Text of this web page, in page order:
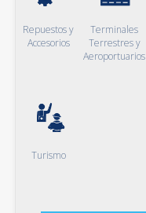
Repuestos y
Accesorios
Terminales
Terrestres y
Aeroportuarios
Turismo